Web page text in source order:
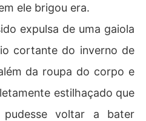
ele brigou era.
expulsa de uma gaiola
cortante do inverno de
da roupa do corpo e
estilhaçado que
voltar a bater